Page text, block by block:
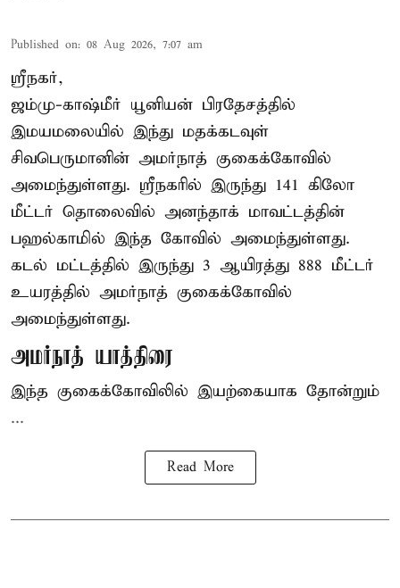
Published on: 08 Aug 2026, 7:07 am
ஸ்ரீநகர்,
ஜம்மு-காஷ்மீர் யூனியன் பிரதேசத்தில்
இமயமலையில் இந்து மதக்கடவுள்
சிவபெருமானின் அமர்நாத் குகைக்கோவில்
அமைந்துள்ளது. ஸ்ரீநகரில் இருந்து 141 கிலோ
மீட்டர் தொலைவில் அனந்தாக் மாவட்டத்தின்
பஹல்காமில் இந்த கோவில் அமைந்துள்ளது.
கடல் மட்டத்தில் இருந்து 3 ஆயிரத்து 888 மீட்டர்
உயரத்தில் அமர்நாத் குகைக்கோவில்
அமைந்துள்ளது.
அமர்நாத் யாத்திரை
இந்த குகைக்கோவிலில் இயற்கையாக தோன்றும்
...
Read More